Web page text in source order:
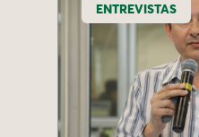
ENTREVISTAS